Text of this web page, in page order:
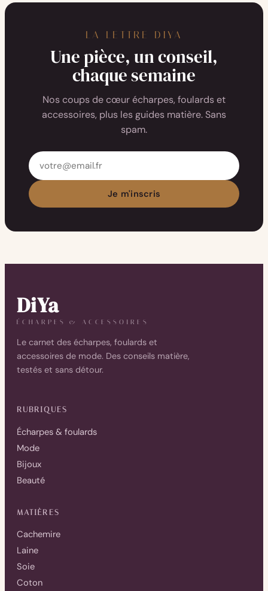
LA LETTRE DIYA
Une pièce, un conseil,
chaque semaine
Nos coups de cœur écharpes, foulards et
accessoires, plus les guides matière. Sans
spam.
Adresse
email
Je m'inscris
DiYa
ÉCHARPES & ACCESSOIRES
Le carnet des écharpes, foulards et
accessoires de mode. Des conseils matière,
testés et sans détour.
RUBRIQUES
Écharpes & foulards
Mode
Bijoux
Beauté
MATIÈRES
Cachemire
Laine
Soie
Coton